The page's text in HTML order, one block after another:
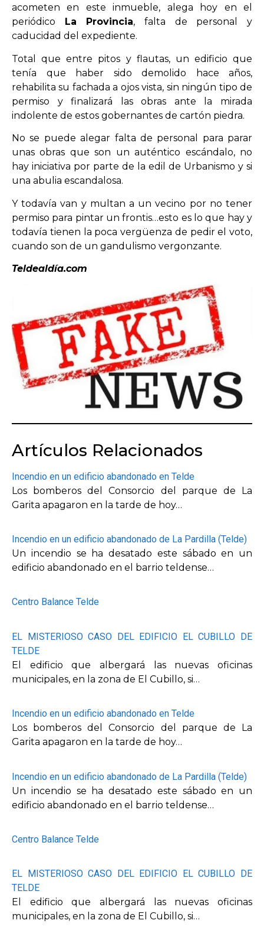
acometen en este inmueble, alega hoy en el
periódico
La Provincia, falta de personal y
caducidad del expediente.
Total que entre pitos y flautas, un edificio que
tenía que haber sido demolido hace años,
rehabilita su fachada a ojos vista, sin ningún tipo de
permiso y finalizará las obras ante la mirada
indolente de estos gobernantes de cartón piedra.
No se puede alegar falta de personal para parar
unas obras que son un auténtico escándalo, no
hay iniciativa por parte de la edil de Urbanismo y si
una abulia escandalosa.
Y todavía van y multan a un vecino por no tener
permiso para pintar un frontis…esto es lo que hay y
todavía tienen la poca vergüenza de pedir el voto,
cuando son de un gandulismo vergonzante.
Teldealdía.com
Artículos Relacionados
Incendio en un edificio abandonado en Telde
Los bomberos del Consorcio del parque de La
Garita apagaron en la tarde de hoy…
Incendio en un edificio abandonado de La Pardilla (Telde)
Un incendio se ha desatado este sábado en un
edificio abandonado en el barrio teldense…
Centro Balance Telde
EL MISTERIOSO CASO DEL EDIFICIO EL CUBILLO DE
TELDE
El edificio que albergará las nuevas oficinas
municipales, en la zona de El Cubillo, si…
Incendio en un edificio abandonado en Telde
Los bomberos del Consorcio del parque de La
Garita apagaron en la tarde de hoy…
Incendio en un edificio abandonado de La Pardilla (Telde)
Un incendio se ha desatado este sábado en un
edificio abandonado en el barrio teldense…
Centro Balance Telde
EL MISTERIOSO CASO DEL EDIFICIO EL CUBILLO DE
TELDE
El edificio que albergará las nuevas oficinas
municipales, en la zona de El Cubillo, si…